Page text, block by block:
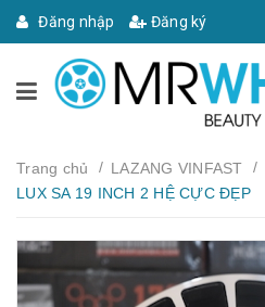
Đăng nhập Đăng ký
Trang chủ / LAZANG VINFAST /
LUX SA 19 INCH 2 HỆ CỰC ĐẸP